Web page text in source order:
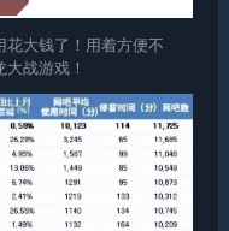
花大钱了！用着方便不
战游戏！